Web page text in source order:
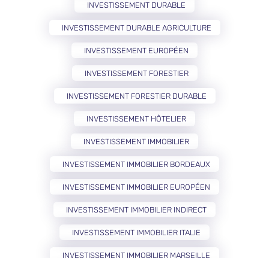
INVESTISSEMENT DURABLE
INVESTISSEMENT DURABLE AGRICULTURE
INVESTISSEMENT EUROPÉEN
INVESTISSEMENT FORESTIER
INVESTISSEMENT FORESTIER DURABLE
INVESTISSEMENT HÔTELIER
INVESTISSEMENT IMMOBILIER
INVESTISSEMENT IMMOBILIER BORDEAUX
INVESTISSEMENT IMMOBILIER EUROPÉEN
INVESTISSEMENT IMMOBILIER INDIRECT
INVESTISSEMENT IMMOBILIER ITALIE
INVESTISSEMENT IMMOBILIER MARSEILLE